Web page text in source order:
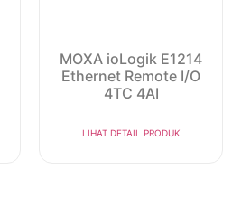
MOXA ioLogik E1214
Ethernet Remote I/O
4TC 4AI
LIHAT DETAIL PRODUK